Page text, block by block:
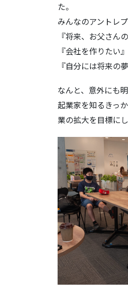
た。
みんなのアントレ
『将来、お父さん
『会社を作りたい』
『自分には将来の
なんと、意外にも
起業家を知るきっ
業の拡大を目標に